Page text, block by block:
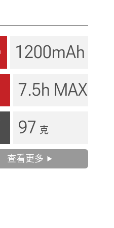
1200mAh
7.5h MAX
97 克
查看更多